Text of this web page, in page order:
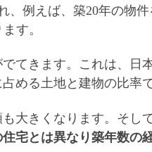
、例えば、築20年の物
ます。
でてきます。これは、日
める土地と建物の比率
大きくなります。そし
住宅とは異なり築年数の